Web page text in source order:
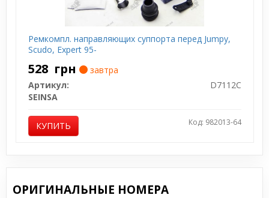
Ремкомпл. направляющих суппорта перед Jumpy,
Scudo, Expert 95-
528 грн
завтра
Артикул:
D7112C
SEINSA
КУПИТЬ Код: 982013-64
ОРИГИНАЛЬНЫЕ НОМЕРА